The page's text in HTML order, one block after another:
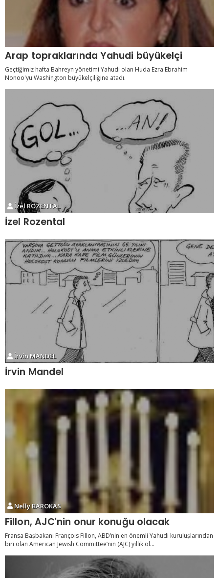
Arap topraklarında Yahudi büyükelçi
Geçtiğimiz hafta Bahreyn yönetimi Yahudi olan Huda Ezra Ebrahim
Nonoo'yu Washington büyükelçiliğine atadı.
İzel ROZENTAL
İzel Rozental
İrvin MANDEL
İrvin Mandel
Nelly BAROKAS
Fillon, AJC'nin onur konuğu olacak
Fransa Başbakanı François Fillon, ABD’nin en önemli Yahudi kuruluşlarından
biri olan American Jewish Committee’nin (AJC) yıllık ol...